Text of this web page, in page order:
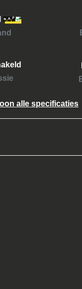
alle specificaties